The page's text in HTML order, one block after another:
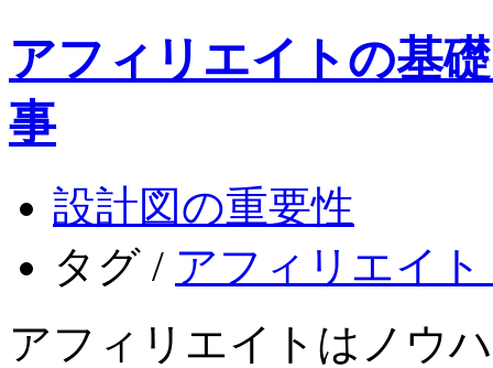
アフィリエイトの基
事
設計図の重要性
タグ / アフィリエイ
アフィリエイトはノウ